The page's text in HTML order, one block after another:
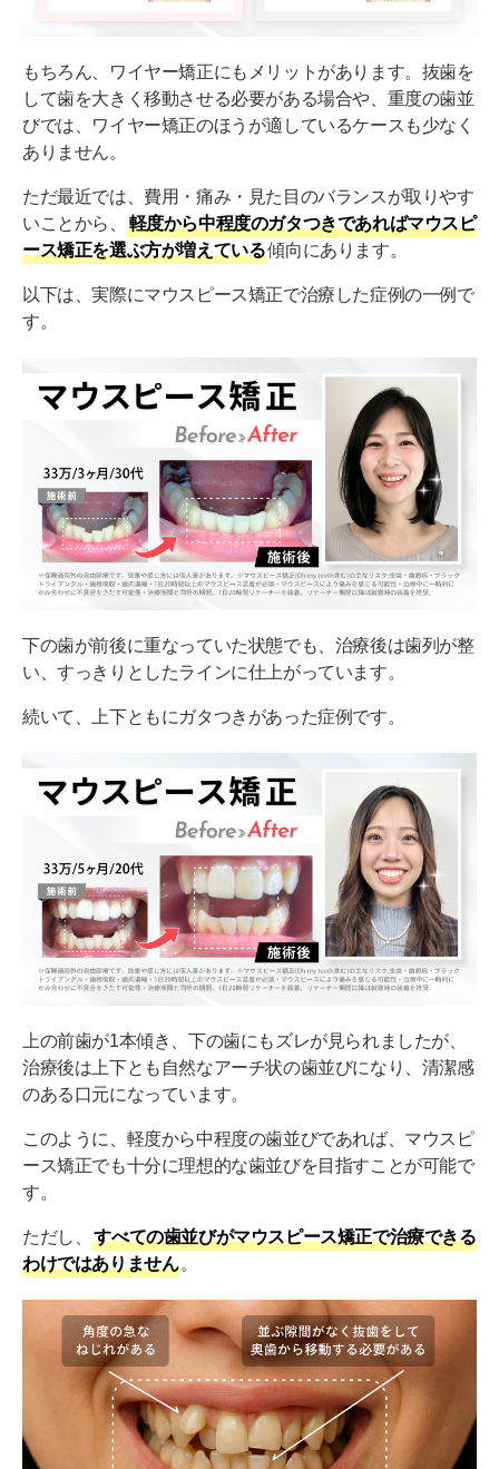
もちろん、ワイヤー矯正にもメリットがあります。抜歯を
して歯を大きく移動させる必要がある場合や、重度の歯並
びでは、ワイヤー矯正のほうが適しているケースも少なく
ありません。
ただ最近では、費用・痛み・見た目のバランスが取りやす
いことから、
軽度から中程度のガタつきであればマウスピ
ース矯正を選ぶ方が増えている傾向にあります。
以下は、実際にマウスピース矯正で治療した症例の一例で
す。
下の歯が前後に重なっていた状態でも、治療後は歯列が整
い、すっきりとしたラインに仕上がっています。
続いて、上下ともにガタつきがあった症例です。
上の前歯が1本傾き、下の歯にもズレが見られましたが、
治療後は上下とも自然なアーチ状の歯並びになり、清潔感
のある口元になっています。
このように、軽度から中程度の歯並びであれば、マウスピ
ース矯正でも十分に理想的な歯並びを目指すことが可能で
す。
ただし、
すべての歯並びがマウスピース矯正で治療できる
わけではありません 。